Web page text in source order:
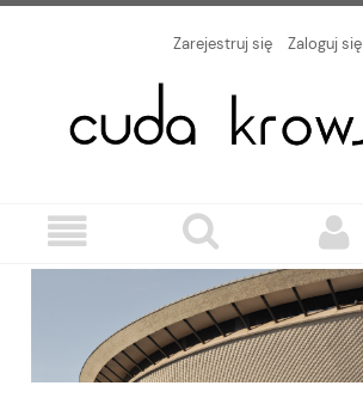
Zarejestruj się Zaloguj się